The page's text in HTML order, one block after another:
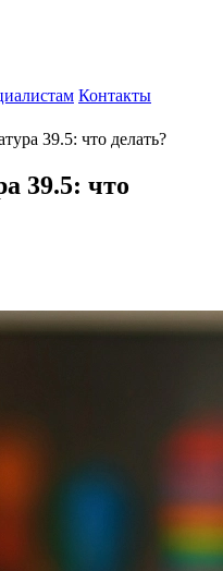
Контакты
39.5: что делать?
39.5: что